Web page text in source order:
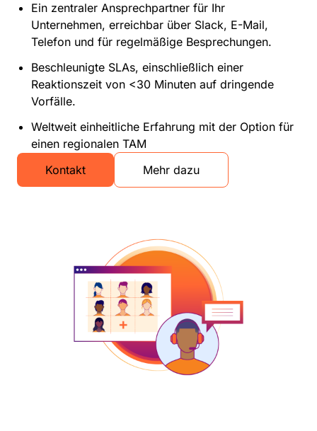
Ein zentraler Ansprechpartner für Ihr
Unternehmen, erreichbar über Slack, E-Mail,
Telefon und für regelmäßige Besprechungen.
Beschleunigte SLAs, einschließlich einer
Reaktionszeit von <30 Minuten auf dringende
Vorfälle.
Weltweit einheitliche Erfahrung mit der Option für
einen regionalen TAM
Kontakt
Mehr dazu